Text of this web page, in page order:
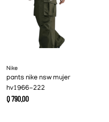
Nike
pants nike nsw mujer
hv1966-222
Q790.00